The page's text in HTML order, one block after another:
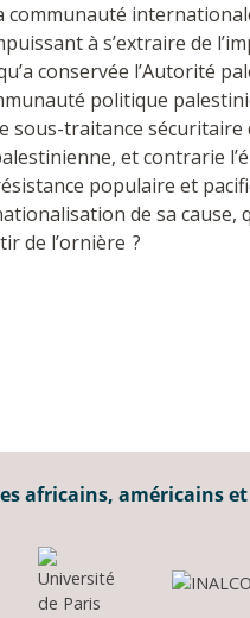
à s’extraire de
conservée l’Autorité
politique
sous-traitance
et contrarie
populaire et
de sa cause,
de l’ornière ?
africains, américains